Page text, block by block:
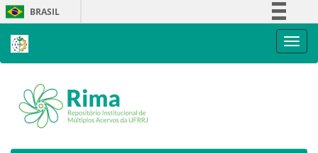
Skip
navigation
BRASIL